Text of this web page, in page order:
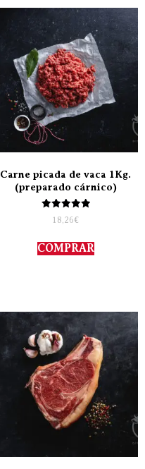
Carne picada de vaca 1Kg.
(preparado cárnico)
Valorado
con
de 5
18,26€
COMPRAR